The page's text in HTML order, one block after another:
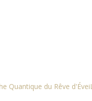
Quantique du Rêve d'ÉveiL